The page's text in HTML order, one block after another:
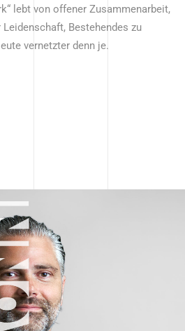
lebt von offener Zusammenarbeit,
Bestehendes zu
vernetzter denn je.